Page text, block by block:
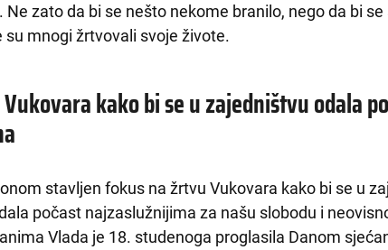
Ne zato da bi se nešto nekome branilo, nego da bi
su mnogi žrtvovali svoje živote.
kako bi se u zajedništvu odala
stavljen fokus na žrtvu Vukovara kako bi se u
počast najzaslužnijima za našu slobodu i
Vlada je 18. studenoga proglasila Danom